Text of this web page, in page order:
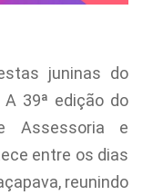
juninas do
39ª edição do
Assessoria e
entre os dias
reunindo